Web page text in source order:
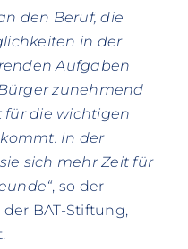
den Beruf, die
in der
Aufgaben
zunehmend
für die wichtigen
In der
sich mehr Zeit für
, so der
BAT-Stiftung,